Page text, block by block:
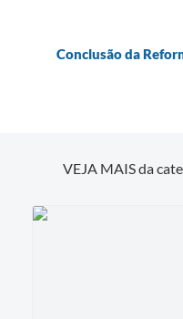
Conclusão da
VEJA MAIS da